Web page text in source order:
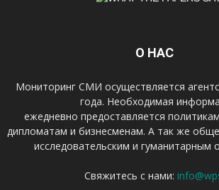
О НАС
Мониторинг СМИ осуществляется
года. Необходимая
ежедневно предоставляется
дипломатам и бизнесменам. А так же
исследовательским и гуманитарным
Свяжитесь с нами: